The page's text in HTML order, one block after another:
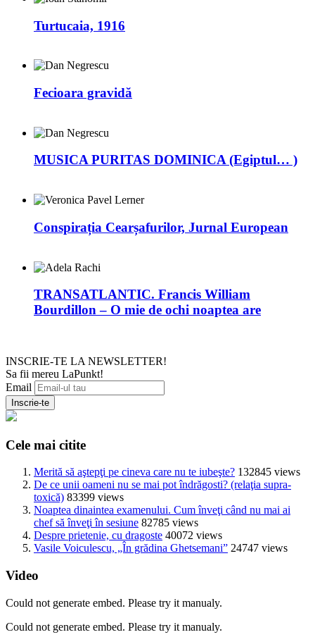
Turtucaia, 1916
Fecioara gravidă
MUSICA PURITAS DOMINICA (Egiptul… )
Conspirația Cearșafurilor, Jurnal European
TRANSATLANTIC. Francis William
Bourdillon – O mie de ochi noaptea are
INSCRIE-TE LA NEWSLETTER!
Sa fii mereu LaPunkt!
Email
Cele mai citite
Merită să aştepţi pe cineva care nu te iubeşte? 132845 views
De ce unii oameni nu se mai pot îndrăgosti? (relaţia supra-
toxică) 83399 views
Noaptea dinaintea examenului. Cum înveţi când nu mai ai
chef să înveţi în sesiune 82785 views
Despre prietenie, cu dragoste 40072 views
Vasile Voiculescu, „În grădina Ghetsemani” 24747 views
Video
Could not generate embed. Please try it manualy.
Could not generate embed. Please try it manualy.